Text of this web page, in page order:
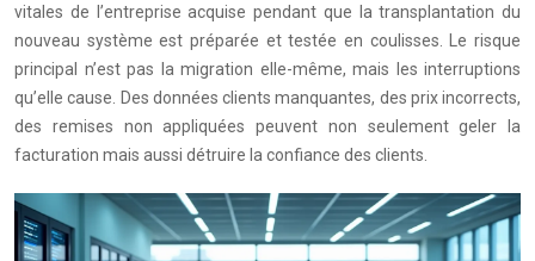
vitales de l’entreprise acquise pendant que la transplantation du
nouveau système est préparée et testée en coulisses. Le risque
principal n’est pas la migration elle-même, mais les interruptions
qu’elle cause. Des données clients manquantes, des prix incorrects,
des remises non appliquées peuvent non seulement geler la
facturation mais aussi détruire la confiance des clients.